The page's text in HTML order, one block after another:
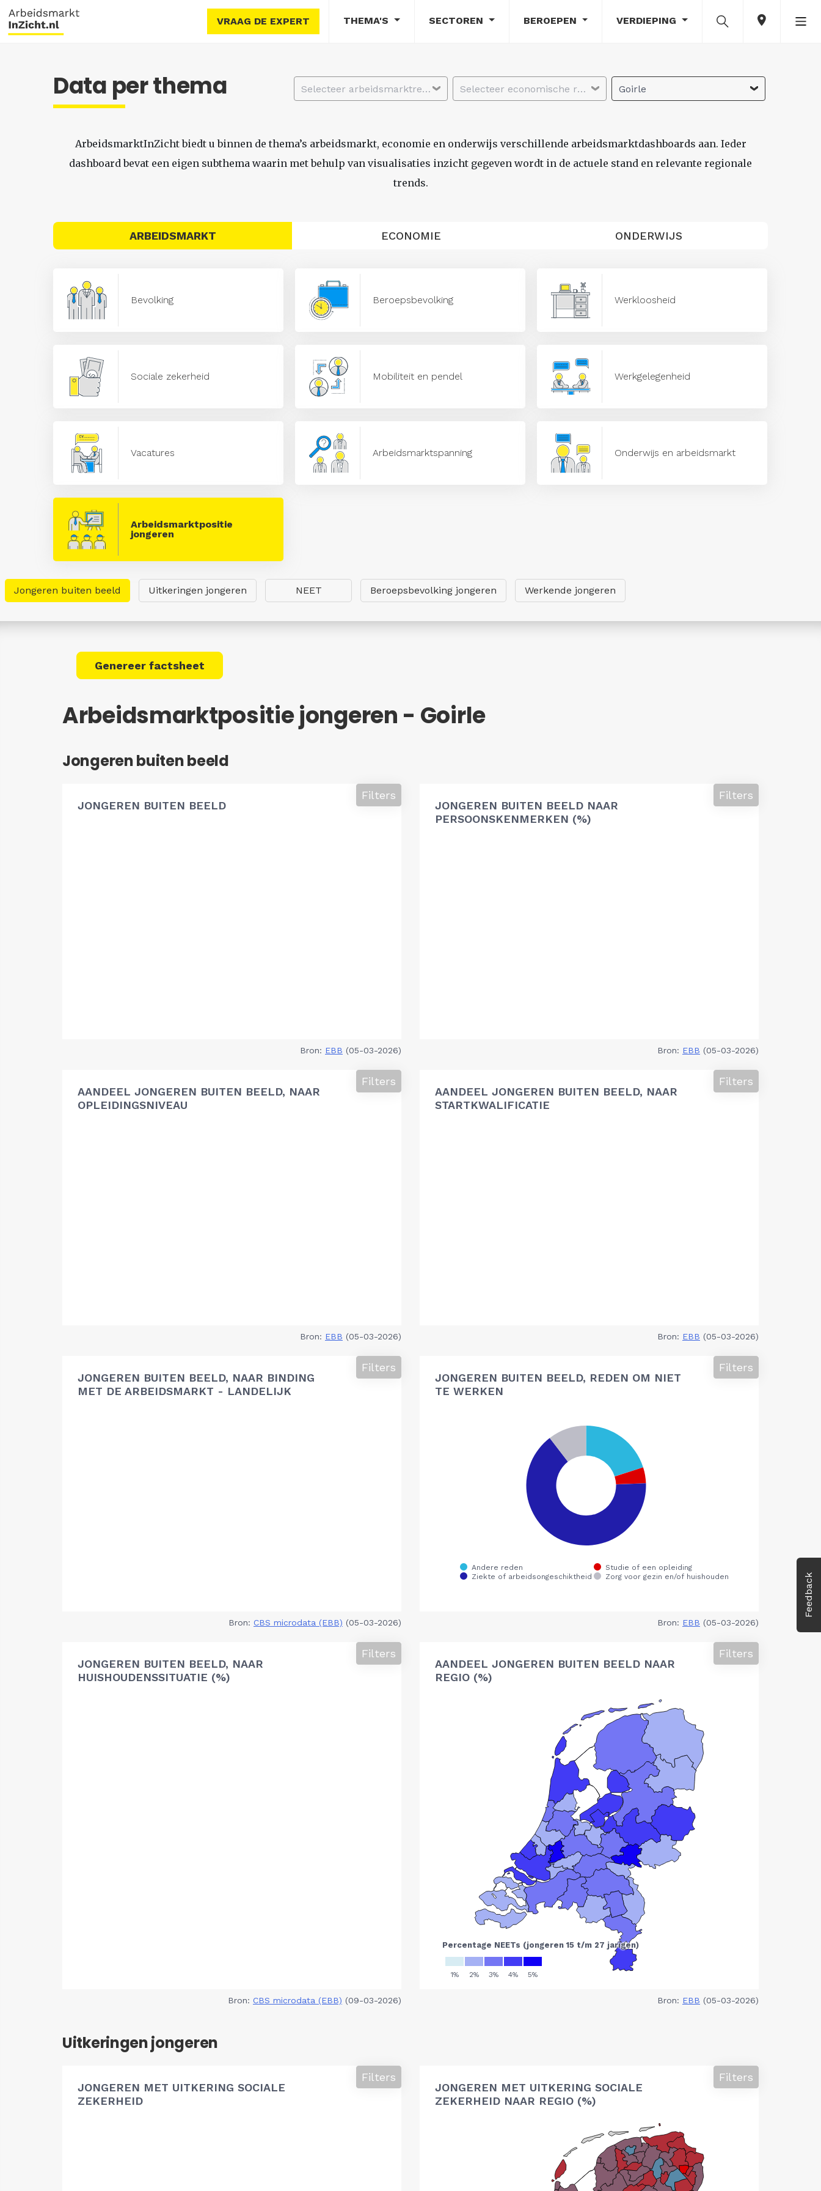
VRAAG DE EXPERT THEMA'S SECTOREN BEROEPEN VERDIEPING
Feedback
Data per thema Selecteer arbeidsmarktregio Selecteer economische regio Goirle
ArbeidsmarktInZicht biedt u binnen de thema’s arbeidsmarkt, economie en onderwijs verschillende arbeidsmarktdashboards aan. Ieder
dashboard bevat een eigen subthema waarin met behulp van visualisaties inzicht gegeven wordt in de actuele stand en relevante regionale
trends.
ARBEIDSMARKT ECONOMIE ONDERWIJS
Bevolking Beroepsbevolking Werkloosheid
Sociale zekerheid Mobiliteit en pendel Werkgelegenheid
Vacatures Arbeidsmarktspanning Onderwijs en arbeidsmarkt
Arbeidsmarktpositie
jongeren
Jongeren buiten beeld Uitkeringen jongeren NEET Beroepsbevolking jongeren Werkende jongeren
Genereer factsheet
Arbeidsmarktpositie jongeren - Goirle
Jongeren buiten beeld
JONGEREN BUITEN BEELD
Filters
Bron: EBB (05-03-2026)
JONGEREN BUITEN BEELD NAAR
PERSOONSKENMERKEN (%)
Filters
Bron: EBB (05-03-2026)
AANDEEL JONGEREN BUITEN BEELD, NAAR
OPLEIDINGSNIVEAU
Filters
Bron: EBB (05-03-2026)
AANDEEL JONGEREN BUITEN BEELD, NAAR
STARTKWALIFICATIE
Filters
Bron: EBB (05-03-2026)
JONGEREN BUITEN BEELD, NAAR BINDING
MET DE ARBEIDSMARKT - LANDELIJK
Filters
Bron: CBS microdata (EBB) (05-03-2026)
JONGEREN BUITEN BEELD, REDEN OM NIET
TE WERKEN
Filters
Bron: EBB (05-03-2026)
JONGEREN BUITEN BEELD, NAAR
HUISHOUDENSSITUATIE (%)
Filters
Bron: CBS microdata (EBB) (09-03-2026)
AANDEEL JONGEREN BUITEN BEELD NAAR
REGIO (%)
Filters
Bron: EBB (05-03-2026)
Uitkeringen jongeren
JONGEREN MET UITKERING SOCIALE
ZEKERHEID
Filters
JONGEREN MET UITKERING SOCIALE
ZEKERHEID NAAR REGIO (%)
Filters